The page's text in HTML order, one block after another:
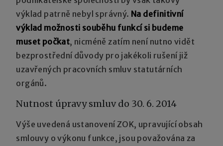
výklad patrně nebyl správný. Na definitivní
výklad možnosti souběhu funkcí si budeme
muset počkat, nicméně zatím není nutno vidět
bezprostřední důvody pro jakékoli rušení již
uzavřených pracovních smluv statutárních
orgánů.
Nutnost úpravy smluv do 30. 6. 2014
Výše uvedená ustanovení ZOK, upravující obsah
smlouvy o výkonu funkce, jsou považována za